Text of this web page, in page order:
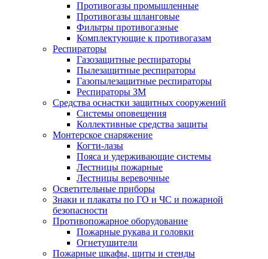
Противогазы промышленные
Противогазы шланговые
Фильтры противогазные
Комплектующие к противогазам
Респираторы
Газозащитные респираторы
Пылезащитные респираторы
Газопылезащитные респираторы
Респираторы ЗМ
Средства оснастки защитных сооружений
Системы оповещения
Коллективные средства защиты
Монтерское снаряжение
Когти-лазы
Пояса и удерживающие системы
Лестницы пожарные
Лестницы веревочные
Осветительные приборы
Знаки и плакаты по ГО и ЧС и пожарной
безопасности
Противопожарное оборудование
Пожарные рукава и головки
Огнетушители
Пожарные шкафы, щиты и стенды